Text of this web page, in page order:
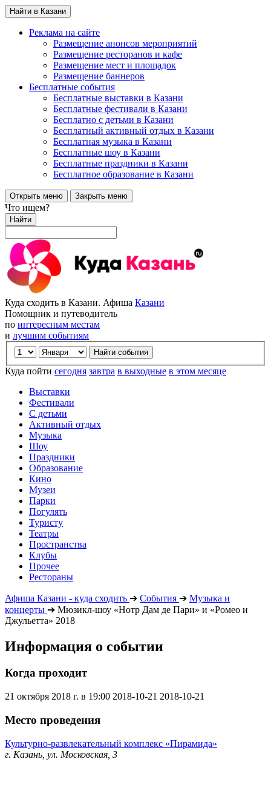
Найти в Казани
Реклама на сайте
Размещение анонсов мероприятий
Размещение ресторанов и кафе
Размещение мест и площадок
Размещение баннеров
Бесплатные события
Бесплатные выставки в Казани
Бесплатные фестивали в Казани
Бесплатно с детьми в Казани
Бесплатный активный отдых в Казани
Бесплатная музыка в Казани
Бесплатные шоу в Казани
Бесплатные праздники в Казани
Бесплатное образование в Казани
Открыть меню Закрыть меню
Что ищем?
Найти
Куда сходить в Казани. Афиша Казани
Помощник и путеводитель
по интересным местам
и лучшим событиям
Куда пойти сегодня завтра в выходные в этом месяце
Выставки
Фестивали
С детьми
Активный отдых
Музыка
Шоу
Праздники
Образование
Кино
Музеи
Парки
Погулять
Туристу
Театры
Пространства
Клубы
Прочее
Рестораны
Афиша Казани - куда сходить ➔ События ➔ Музыка и
концерты ➔ Мюзикл-шоу «Нотр Дам де Пари» и «Ромео и
Джульетта» 2018
Информация о событии
Когда проходит
21 октября 2018 г. в 19:00 2018-10-21 2018-10-21
Место проведения
Культурно-развлекательный комплекс «Пирамида»
г. Казань, ул. Московская, 3